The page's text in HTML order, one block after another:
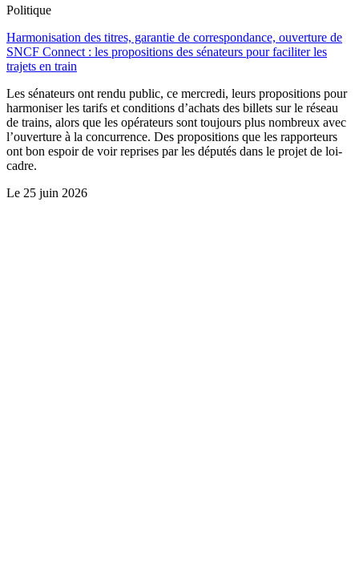
Politique
Harmonisation des titres, garantie de correspondance, ouverture de
SNCF Connect : les propositions des sénateurs pour faciliter les
trajets en train
Les sénateurs ont rendu public, ce mercredi, leurs propositions pour
harmoniser les tarifs et conditions d’achats des billets sur le réseau
de trains, alors que les opérateurs sont toujours plus nombreux avec
l’ouverture à la concurrence. Des propositions que les rapporteurs
ont bon espoir de voir reprises par les députés dans le projet de loi-
cadre.
Le 25 juin 2026